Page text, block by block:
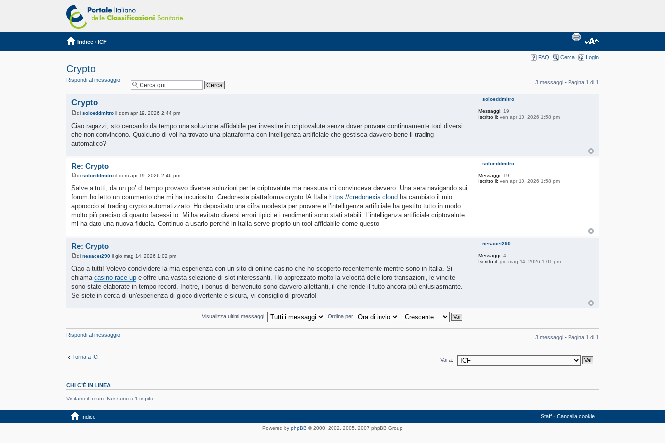
Indice ‹ ICF
FAQ Cerca Login
Crypto
Rispondi al messaggio 3 messaggi • Pagina 1 di 1
Crypto
disoloeddmitro il dom apr 19, 2026 2:44 pm
Ciao ragazzi, sto cercando da tempo una soluzione affidabile per investire in criptovalute senza dover provare continuamente tool diversi
che non convincono. Qualcuno di voi ha trovato una piattaforma con intelligenza artificiale che gestisca davvero bene il trading
automatico?
soloeddmitro
Messaggi: 19
Iscritto il: ven apr 10, 2026 1:58 pm
Re: Crypto
disoloeddmitro il dom apr 19, 2026 2:46 pm
Salve a tutti, da un po’ di tempo provavo diverse soluzioni per le criptovalute ma nessuna mi convinceva davvero. Una sera navigando sui
forum ho letto un commento che mi ha incuriosito. Credonexia piattaforma crypto IA Italia https://credonexia.cloud ha cambiato il mio
approccio al trading crypto automatizzato. Ho depositato una cifra modesta per provare e l’intelligenza artificiale ha gestito tutto in modo
molto più preciso di quanto facessi io. Mi ha evitato diversi errori tipici e i rendimenti sono stati stabili. L’intelligenza artificiale criptovalute
mi ha dato una nuova fiducia. Continuo a usarlo perché in Italia serve proprio un tool affidabile come questo.
soloeddmitro
Messaggi: 19
Iscritto il: ven apr 10, 2026 1:58 pm
Re: Crypto
dinesacet290 il gio mag 14, 2026 1:02 pm
Ciao a tutti! Volevo condividere la mia esperienza con un sito di online casino che ho scoperto recentemente mentre sono in Italia. Si
chiamacasino race up e offre una vasta selezione di slot interessanti. Ho apprezzato molto la velocità delle loro transazioni, le vincite
sono state elaborate in tempo record. Inoltre, i bonus di benvenuto sono davvero allettanti, il che rende il tutto ancora più entusiasmante.
Se siete in cerca di un'esperienza di gioco divertente e sicura, vi consiglio di provarlo!
nesacet290
Messaggi: 4
Iscritto il: gio mag 14, 2026 1:01 pm
Visualizza ultimi messaggi: Ordina per
Rispondi al messaggio 3 messaggi • Pagina 1 di 1
Torna a ICF
Vai a:
CHI C’È IN LINEA
Visitano il forum: Nessuno e 1 ospite
Indice Staff• Cancella cookie
Powered by phpBB © 2000, 2002, 2005, 2007 phpBB Group